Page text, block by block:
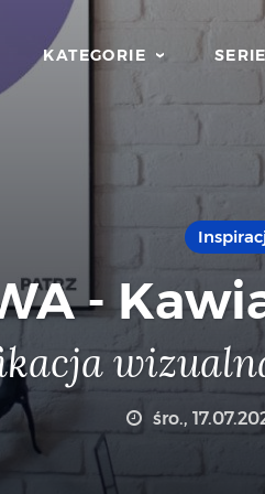
KATEGORIE SERIE
-
śro.,